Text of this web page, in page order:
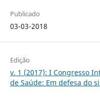
Publicado
03-03-2018
Edição
v. 1 (2017): I Congresso
de Saúde: Em defesa do